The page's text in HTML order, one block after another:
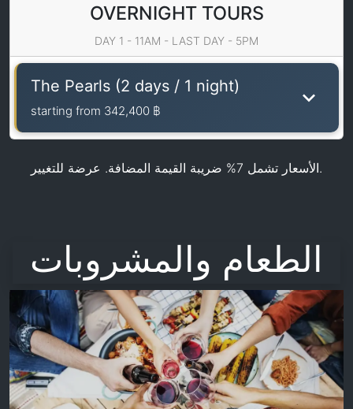
OVERNIGHT TOURS
DAY 1 - 11AM - LAST DAY - 5PM
The Pearls (2 days / 1 night)
starting from 342,400 ฿
الأسعار تشمل 7% ضريبة القيمة المضافة. عرضة للتغيير.
الطعام والمشروبات